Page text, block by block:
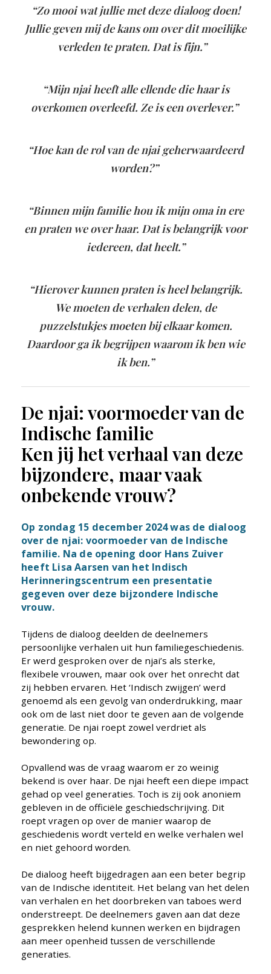
“Zo mooi wat jullie met deze dialoog doen!
Jullie geven mij de kans om over dit moeilijke
verleden te praten. Dat is fijn.”
“Mijn njai heeft alle ellende die haar is
overkomen overleefd. Ze is een overlever.”
“Hoe kan de rol van de njai geherwaardeerd
worden?”
“Binnen mijn familie hou ik mijn oma in ere
en praten we over haar. Dat is belangrijk voor
iedereen, dat heelt.”
“Hierover kunnen praten is heel belangrijk.
We moeten de verhalen delen, de
puzzelstukjes moeten bij elkaar komen.
Daardoor ga ik begrijpen waarom ik ben wie
ik ben.”
De njai: voormoeder van de
Indische familie
Ken jij het verhaal van deze
bijzondere, maar vaak
onbekende vrouw?
Op zondag 15 december 2024 was de dialoog
over de njai: voormoeder van de Indische
familie. Na de opening door Hans Zuiver
heeft Lisa Aarsen van het Indisch
Herinneringscentrum een presentatie
gegeven over deze bijzondere Indische
vrouw.
Tijdens de dialoog deelden de deelnemers
persoonlijke verhalen uit hun familiegeschiedenis.
Er werd gesproken over de njai’s als sterke,
flexibele vrouwen, maar ook over het onrecht dat
zij hebben ervaren. Het ‘Indisch zwijgen’ werd
genoemd als een gevolg van onderdrukking, maar
ook om de last niet door te geven aan de volgende
generatie. De njai roept zowel verdriet als
bewondering op.
Opvallend was de vraag waarom er zo weinig
bekend is over haar. De njai heeft een diepe impact
gehad op veel generaties. Toch is zij ook anoniem
gebleven in de officiële geschiedschrijving. Dit
roept vragen op over de manier waarop de
geschiedenis wordt verteld en welke verhalen wel
en niet gehoord worden.
De dialoog heeft bijgedragen aan een beter begrip
van de Indische identiteit. Het belang van het delen
van verhalen en het doorbreken van taboes werd
onderstreept. De deelnemers gaven aan dat deze
gesprekken helend kunnen werken en bijdragen
aan meer openheid tussen de verschillende
generaties.